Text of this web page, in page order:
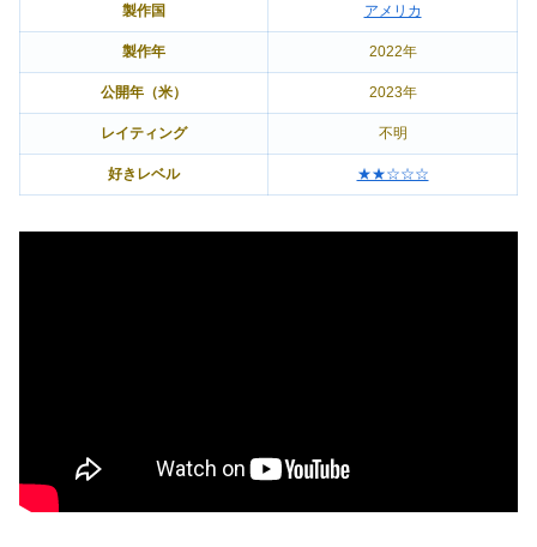
製作国 アメリカ
製作年 2022年
公開年（米） 2023年
レイティング 不明
好きレベル ★★☆☆☆